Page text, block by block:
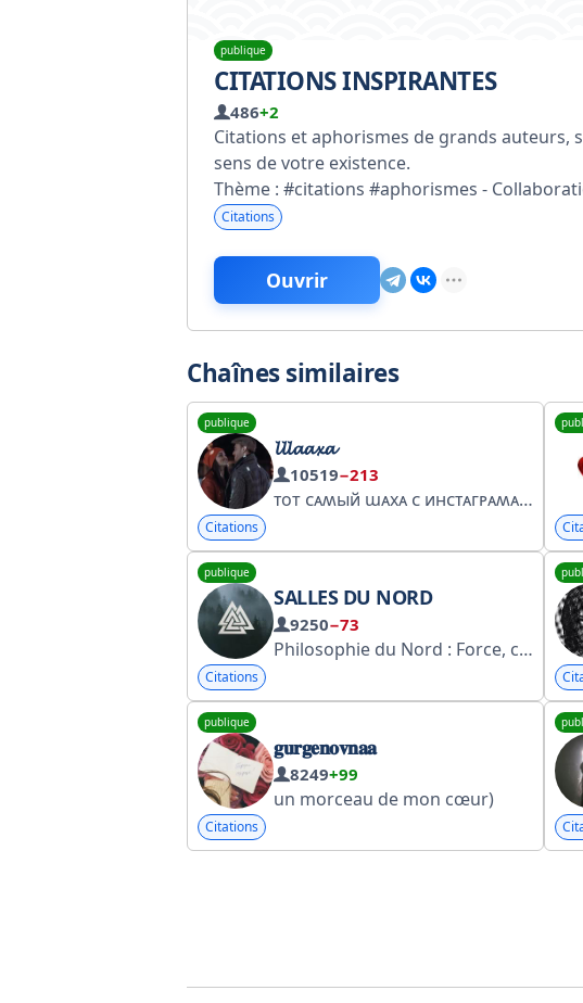
publique
CITATIONS INSPIRANTES
486+2
Citations et aphorismes de grands
sens de votre existence.
Thème : #citations #aphorismes -
Citations
Ouvrir
Chaînes similaires
publique
𝓵𝓵𝓵𝓪𝓪𝔁𝓪
10519−213
ᴛот ᴄᴀʍый ɯᴀхᴀ ᴄ инᴄᴛᴀᴦᴩᴀʍᴀ. —’ @dilovarjontmmm
Citations
publique
SALLES DU NORD
9250−73
Philosophie du Nord : Force, caractère, discipline et une vie sans fioritures
Citations
publique
𝐠𝐮𝐫𝐠𝐞𝐧𝐨𝐯𝐧𝐚𝐚
8249+99
un morceau de mon cœur)
Citations